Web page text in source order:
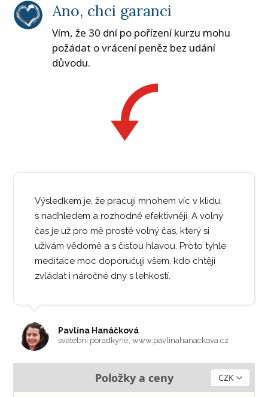
Ano, chci garanci
Vím, že 30 dní po pořízení kurzu mohu
požádat o vrácení peněz bez udání
důvodu.
Výsledkem je, že pracuji mnohem víc v klidu,
s nadhledem a rozhodně efektivněji. A volný
čas je už pro mě prostě volný čas, který si
užívám vědomě a s čistou hlavou. Proto tyhle
meditace moc doporučuji všem, kdo chtějí
zvládat i náročné dny s lehkostí.
Pavlína Hanáčková
svatební poradkyně, www.pavlinahanackova.cz
Položky a ceny